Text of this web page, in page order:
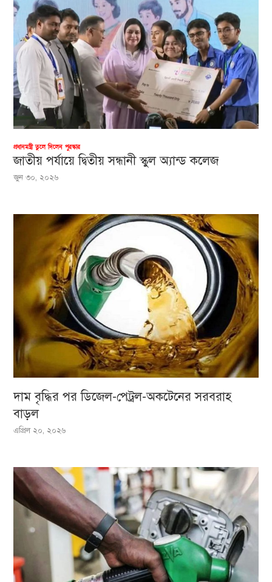
প্রধানমন্ত্রী তুলে দিলেন পুরস্কার
জাতীয় পর্যায়ে দ্বিতীয় সন্ধানী স্কুল অ্যান্ড কলেজ
জুন ৩০, ২০২৬
দাম বৃদ্ধির পর ডিজেল-পেট্রল-অকটেনের সরবরাহ
বাড়ল
এপ্রিল ২০, ২০২৬